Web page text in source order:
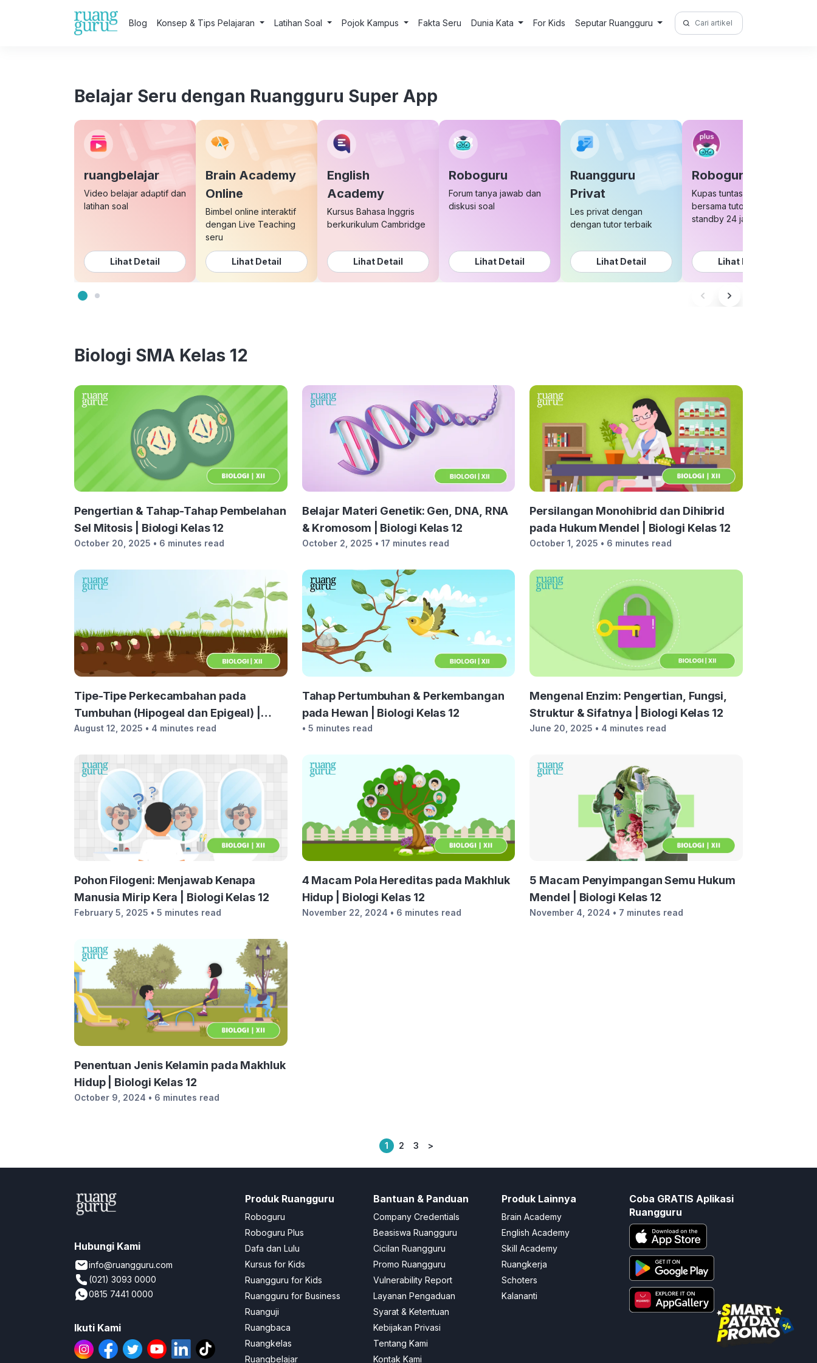
Blog Konsep & Tips Pelajaran Latihan Soal Pojok Kampus Fakta Seru Dunia Kata For Kids Seputar Ruangguru
Search
for:
Belajar Seru dengan Ruangguru Super App
ruangbelajar
Video belajar adaptif dan
latihan soal
Lihat Detail
Brain Academy
Online
Bimbel online interaktif
dengan Live Teaching
seru
Lihat Detail
English
Academy
Kursus Bahasa Inggris
berkurikulum Cambridge
Lihat Detail
Roboguru
Forum tanya jawab dan
diskusi soal
Lihat Detail
Ruangguru
Privat
Les privat dengan
dengan tutor terbaik
Lihat Detail
Roboguru Plus
Kupas tuntas soal sulit
bersama tutor yang
standby 24 jam
Lihat Detail
Biologi SMA Kelas 12
Pengertian & Tahap-Tahap Pembelahan
Sel Mitosis | Biologi Kelas 12
October 20, 2025 • 6 minutes read
Belajar Materi Genetik: Gen, DNA, RNA
& Kromosom | Biologi Kelas 12
October 2, 2025 • 17 minutes read
Persilangan Monohibrid dan Dihibrid
pada Hukum Mendel | Biologi Kelas 12
October 1, 2025 • 6 minutes read
Tipe-Tipe Perkecambahan pada
Tumbuhan (Hipogeal dan Epigeal) |
Biologi Kelas 12
August 12, 2025 • 4 minutes read
Tahap Pertumbuhan & Perkembangan
pada Hewan | Biologi Kelas 12
• 5 minutes read
Mengenal Enzim: Pengertian, Fungsi,
Struktur & Sifatnya | Biologi Kelas 12
June 20, 2025 • 4 minutes read
Pohon Filogeni: Menjawab Kenapa
Manusia Mirip Kera | Biologi Kelas 12
February 5, 2025 • 5 minutes read
4 Macam Pola Hereditas pada Makhluk
Hidup | Biologi Kelas 12
November 22, 2024 • 6 minutes read
5 Macam Penyimpangan Semu Hukum
Mendel | Biologi Kelas 12
November 4, 2024 • 7 minutes read
Penentuan Jenis Kelamin pada Makhluk
Hidup | Biologi Kelas 12
October 9, 2024 • 6 minutes read
Posts
1 2 3 >
Hubungi Kami
info@ruangguru.com
(021) 3093 0000
0815 7441 0000
Ikuti Kami
Produk Ruangguru
Roboguru
Roboguru Plus
Dafa dan Lulu
Kursus for Kids
Ruangguru for Kids
Ruangguru for Business
Ruanguji
Ruangbaca
Ruangkelas
Ruangbelajar
Bantuan & Panduan
Company Credentials
Beasiswa Ruangguru
Cicilan Ruangguru
Promo Ruangguru
Vulnerability Report
Layanan Pengaduan
Syarat & Ketentuan
Kebijakan Privasi
Tentang Kami
Kontak Kami
Produk Lainnya
Brain Academy
English Academy
Skill Academy
Ruangkerja
Schoters
Kalananti
Coba GRATIS Aplikasi
Ruangguru